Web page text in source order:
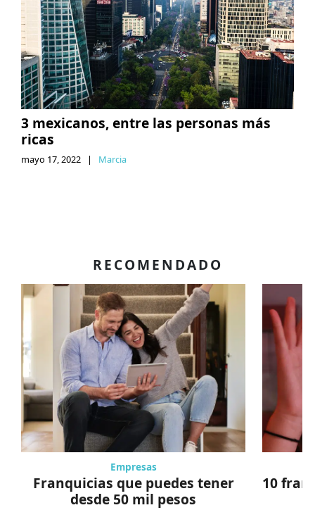
3 mexicanos, entre las personas más
ricas
mayo 17, 2022 | Marcia
RECOMENDADO
Empresas
Franquicias que puedes tener
desde 50 mil pesos
10